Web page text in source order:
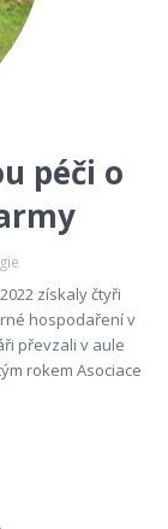
péči o
získaly čtyři
hospodaření v
převzali v aule
rokem Asociace